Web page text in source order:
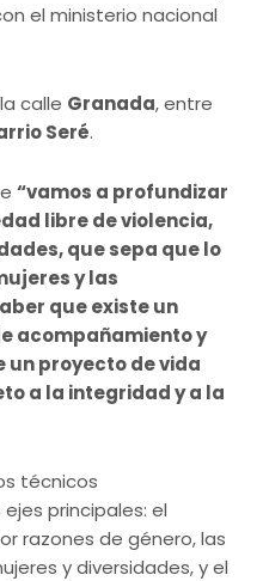
el ministerio nacional
calle Granada, entre
Seré.
“vamos a profundizar
libre de violencia,
que sepa que lo
y las
que existe un
acompañamiento y
un proyecto de vida
a la integridad y a la
técnicos
principales: el
razones de género, las
y diversidades, y el